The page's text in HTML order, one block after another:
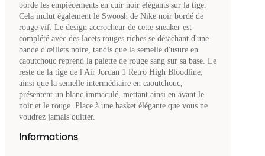
borde les empiècements en cuir noir élégants sur la tige.
Cela inclut également le Swoosh de Nike noir bordé de
rouge vif. Le design accrocheur de cette sneaker est
complété avec des lacets rouges riches se détachant d'une
bande d'œillets noire, tandis que la semelle d'usure en
caoutchouc reprend la palette de rouge sang sur sa base. Le
reste de la tige de l'Air Jordan 1 Retro High Bloodline,
ainsi que la semelle intermédiaire en caoutchouc,
présentent un blanc immaculé, mettant ainsi en avant le
noir et le rouge. Place à une basket élégante que vous ne
voudrez jamais quitter.
Informations